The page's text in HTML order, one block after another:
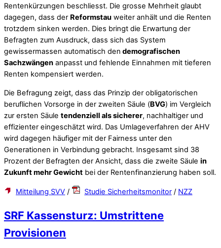
Rentenkürzungen beschliesst. Die grosse Mehrheit glaubt
dagegen, dass der Reformstau weiter anhält und die Renten
trotzdem sinken werden. Dies bringt die Erwartung der
Befragten zum Ausdruck, dass sich das System
gewissermassen automatisch den demografischen
Sachzwängen anpasst und fehlende Einnahmen mit tieferen
Renten kompensiert werden.
Die Befragung zeigt, dass das Prinzip der obligatorischen
beruflichen Vorsorge in der zweiten Säule (BVG) im Vergleich
zur ersten Säule tendenziell als sicherer, nachhaltiger und
effizienter eingeschätzt wird. Das Umlageverfahren der AHV
wird dagegen häufiger mit der Fairness unter den
Generationen in Verbindung gebracht. Insgesamt sind 38
Prozent der Befragten der Ansicht, dass die zweite Säule in
Zukunft mehr Gewicht bei der Rentenfinanzierung haben soll.
Mitteilung SVV / Studie Sicherheitsmonitor / NZZ
SRF Kassensturz: Umstrittene
Provisionen